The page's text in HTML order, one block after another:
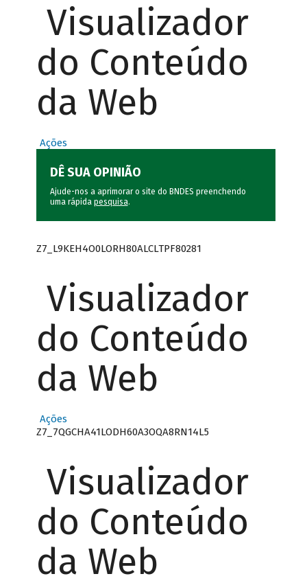
Visualizador
do Conteúdo
da Web
Ações
DÊ SUA OPINIÃO
Ajude-nos a aprimorar o site do BNDES preenchendo
uma rápida pesquisa.
Z7_L9KEH4O0LORH80ALCLTPF80281
Visualizador
do Conteúdo
da Web
Ações
Z7_7QGCHA41LODH60A3OQA8RN14L5
Visualizador
do Conteúdo
da Web